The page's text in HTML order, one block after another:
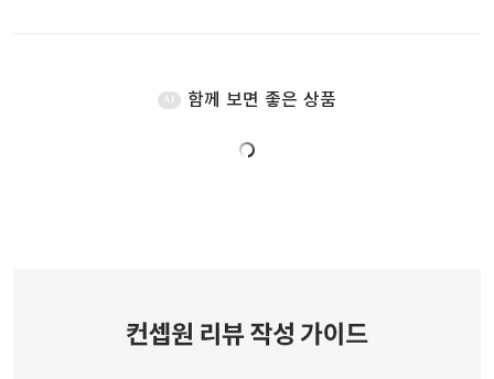
AI 함께 보면 좋은 상품